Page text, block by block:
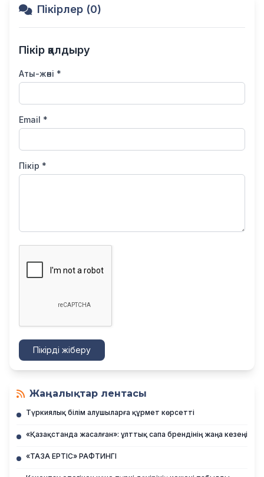
Пікірлер (0)
Пікір қалдыру
Аты-жөні *
Email *
Пікір *
Пікірді жіберу
Жаңалықтар лентасы
Түркиялық білім алушыларға құрмет көрсетті
«Қазақстанда жасалған»: ұлттық сапа брендінің жаңа кезеңі
«ТАЗА ЕРТІС» РАФТИНГІ